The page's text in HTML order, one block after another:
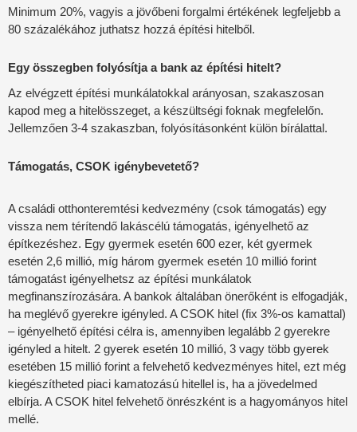
Minimum 20%, vagyis a jövőbeni forgalmi értékének legfeljebb a
80 százalékához juthatsz hozzá építési hitelből.
Egy összegben folyósítja a bank az építési hitelt?
Az elvégzett építési munkálatokkal arányosan, szakaszosan
kapod meg a hitelösszeget, a készültségi foknak megfelelőn.
Jellemzően 3-4 szakaszban, folyósításonként külön bírálattal.
Támogatás, CSOK igénybevetető?
A családi otthonteremtési kedvezmény (csok támogatás) egy
vissza nem térítendő lakáscélú támogatás, igényelhető az
építkezéshez. Egy gyermek esetén 600 ezer, két gyermek
esetén 2,6 millió, míg három gyermek esetén 10 millió forint
támogatást igényelhetsz az építési munkálatok
megfinanszírozására. A bankok általában önerőként is elfogadják,
ha meglévő gyerekre igényled. A CSOK hitel (fix 3%-os kamattal)
– igényelhető építési célra is, amennyiben legalább 2 gyerekre
igényled a hitelt. 2 gyerek esetén 10 millió, 3 vagy több gyerek
esetében 15 millió forint a felvehető kedvezményes hitel, ezt még
kiegészítheted piaci kamatozású hitellel is, ha a jövedelmed
elbírja. A CSOK hitel felvehető önrészként is a hagyományos hitel
mellé.